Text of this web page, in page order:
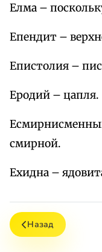
Елма –
Епендит –
Епистолия –
Еродий – цапля.
смирной.
Ехидна –
Назад